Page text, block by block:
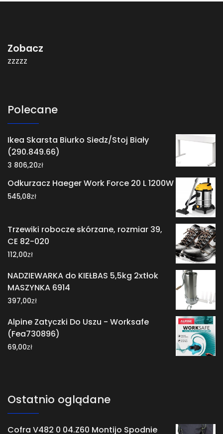
Zobacz
zzzzz
Polecane
Ikea Skarsta Biurko Siedz/Stoj Biały
(290.849.66)
3 806,20zł
Odkurzacz Haeger Work Force 20 L 1200W
545,08zł
Trzewiki robocze skórzane, rozmiar 39,
CE 82-020
112,00zł
NADZIEWARKA do KIEŁBAS 5,5kg 2xtłok
MASZYNKA 6914
397,00zł
Alpine Zatyczki Do Uszu - Worksafe
(Fea730896)
69,00zł
Ostatnio oglądane
Cofra V482 0 04.Z60 Montijo Spodnie